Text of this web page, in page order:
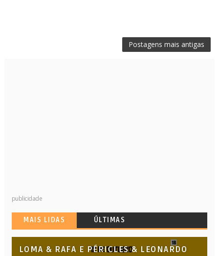
Postagens mais antigas
publicidade
MAIS LIDAS ÚLTIMAS
LOMA & RAFA E PÉRICLES & LEONARDO